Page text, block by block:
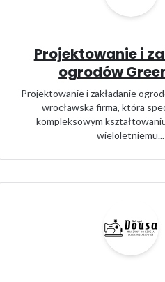
Projektowanie i
ogrodów
Projektowanie i zakładanie
wrocławska firma, która
kompleksowym
wieloletniemu...